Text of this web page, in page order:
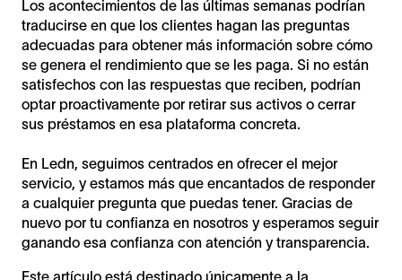
Los acontecimientos de las últimas semanas podrían
traducirse en que los clientes hagan las preguntas
adecuadas para obtener más información sobre cómo
se genera el rendimiento que se les paga. Si no están
satisfechos con las respuestas que reciben, podrían
optar proactivamente por retirar sus activos o cerrar
sus préstamos en esa plataforma concreta.
En Ledn, seguimos centrados en ofrecer el mejor
servicio, y estamos más que encantados de responder
a cualquier pregunta que puedas tener. Gracias de
nuevo por tu confianza en nosotros y esperamos seguir
ganando esa confianza con atención y transparencia.